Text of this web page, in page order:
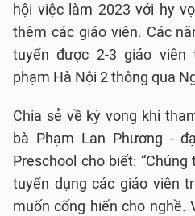
hội việc làm 2023 với hy
thêm các giáo viên. Các
tuyển được 2-3 giáo
phạm Hà Nội 2 thông qua
Chia sẻ về kỳ vọng khi
bà Phạm Lan Phương -
Preschool cho biết:
tuyển dụng các giáo viên
muốn cống hiến cho nghề.